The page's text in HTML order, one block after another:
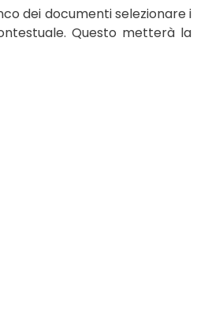
dei documenti selezionare i
Questo metterà la